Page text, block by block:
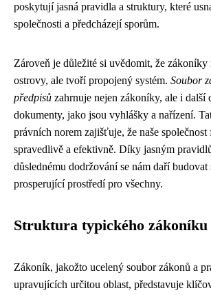
poskytují jasná pravidla a struktury, které
společnosti a předcházejí sporům.
Zároveň je důležité si uvědomit, že zákoníky
ostrovy, ale tvoří propojený systém. Soubor
předpisů zahrnuje nejen zákoníky, ale i další
dokumenty, jako jsou vyhlášky a nařízení.
právních norem zajišťuje, že naše společnost
spravedlivě a efektivně. Díky jasným
důslednému dodržování se nám daří budovat
prosperující prostředí pro všechny.
Struktura typického zákoníku
Zákoník, jakožto ucelený soubor zákonů a
upravujících určitou oblast, představuje